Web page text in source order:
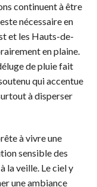
continuent à être
nécessaire en
et les Hauts-de-
en plaine.
de pluie fait
qui accentue
à disperser
à vivre une
sensible des
la veille. Le ciel y
une ambiance